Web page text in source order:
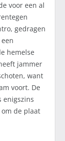
voor een al
gedragen
hemelse
jammer
want
voort. De
enigszins
de plaat